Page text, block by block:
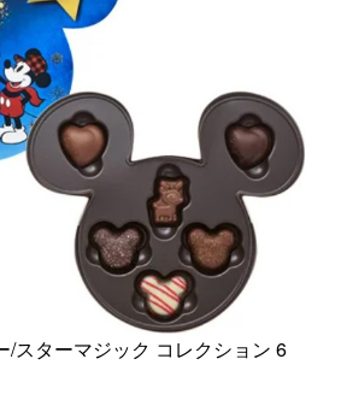
/スターマジック コレクション 6